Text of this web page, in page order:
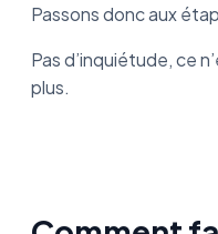
Passons donc aux
Pas d’inquiétude, ce
plus.